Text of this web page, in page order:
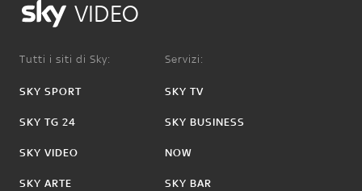
VIDEO
Tutti i siti di Sky:
SKY SPORT
SKY TG 24
SKY VIDEO
SKY ARTE
Servizi:
SKY TV
SKY BUSINESS
NOW
SKY BAR